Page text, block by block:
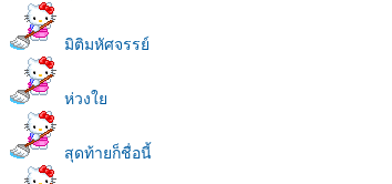
มิติมหัศจรรย์
ห่วง
สุดท้ายก็ชื่อนี้